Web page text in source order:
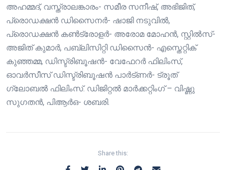
അഹമ്മദ്, വസ്ത്രാലങ്കാരം- സമീര സനീഷ്, അഭിജിത്,
പ്രൊഡക്ഷൻ ഡിസൈനർ- ഷാജി നടുവിൽ,
പ്രൊഡക്ഷൻ കൺട്രോളർ- അരോമ മോഹൻ, സ്റ്റിൽസ്-
അജിത് കുമാർ, പബ്ലിസിറ്റി ഡിസൈൻ- എസ്തെറ്റിക്
കുഞ്ഞമ്മ, ഡിസ്ട്രിബൂഷൻ- വേഫേറർ ഫിലിംസ്,
ഓവർസീസ് ഡിസ്ട്രിബൂഷൻ പാർട്ണർ- ട്രൂത്
ഗ്ലോബൽ ഫിലിംസ്. ഡിജിറ്റൽ മാർക്കറ്റിംഗ് – വിഷ്ണു
സുഗതൻ, പിആർഒ- ശബരി.
Share this: